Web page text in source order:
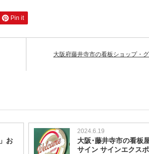
Pin it
大阪府藤井寺市の看板ショップ・
お
2024.6.19
大阪･藤井寺市の看板
サイン サインエクス